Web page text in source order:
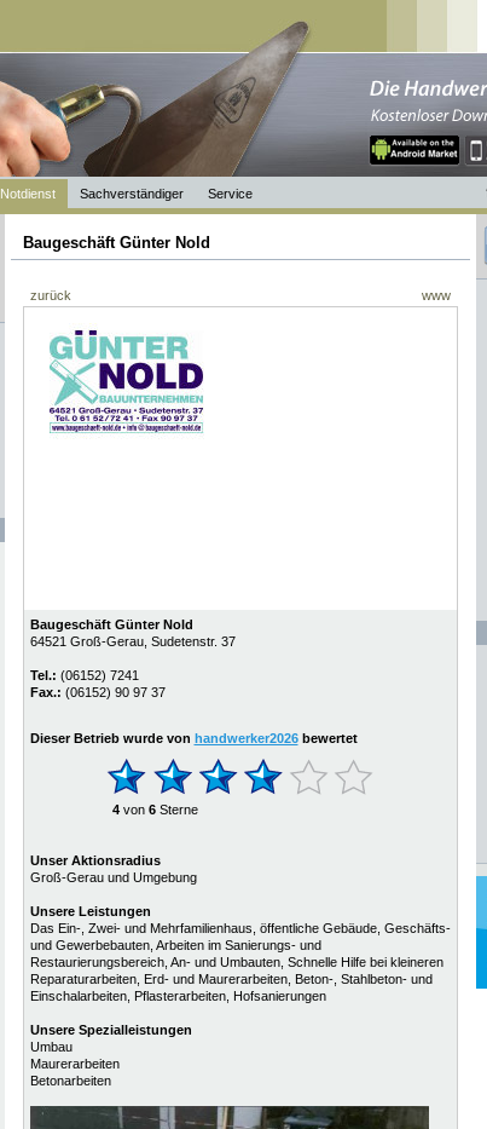
Notdienst Sachverständiger Service
Baugeschäft Günter Nold
zurück www
Baugeschäft Günter Nold
64521 Groß-Gerau, Sudetenstr. 37
Tel.: (06152) 7241
Fax.: (06152) 90 97 37
Dieser Betrieb wurde von handwerker2026bewertet
4von 6Sterne
Unser Aktionsradius
Groß-Gerau und Umgebung
Unsere Leistungen
Das Ein-, Zwei- und Mehrfamilienhaus, öffentliche Gebäude, Geschäfts-
und Gewerbebauten, Arbeiten im Sanierungs- und
Restaurierungsbereich, An- und Umbauten, Schnelle Hilfe bei kleineren
Reparaturarbeiten, Erd- und Maurerarbeiten, Beton-, Stahlbeton- und
Einschalarbeiten, Pflasterarbeiten, Hofsanierungen
Unsere Spezialleistungen
Umbau
Maurerarbeiten
Betonarbeiten